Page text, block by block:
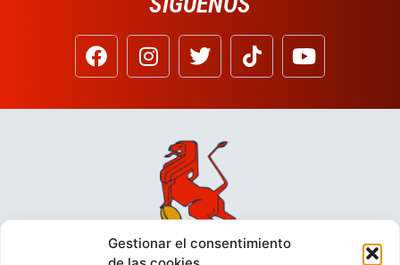
Gestionar el consentimiento